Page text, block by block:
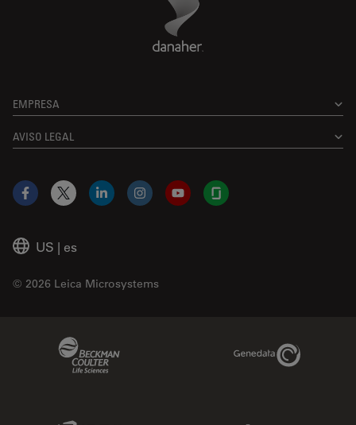
EMPRESA
AVISO LEGAL
US | es
© 2026 Leica Microsystems
Facebook
X LinkedInInstagramYouTubeGlassdoor
Genedata Link